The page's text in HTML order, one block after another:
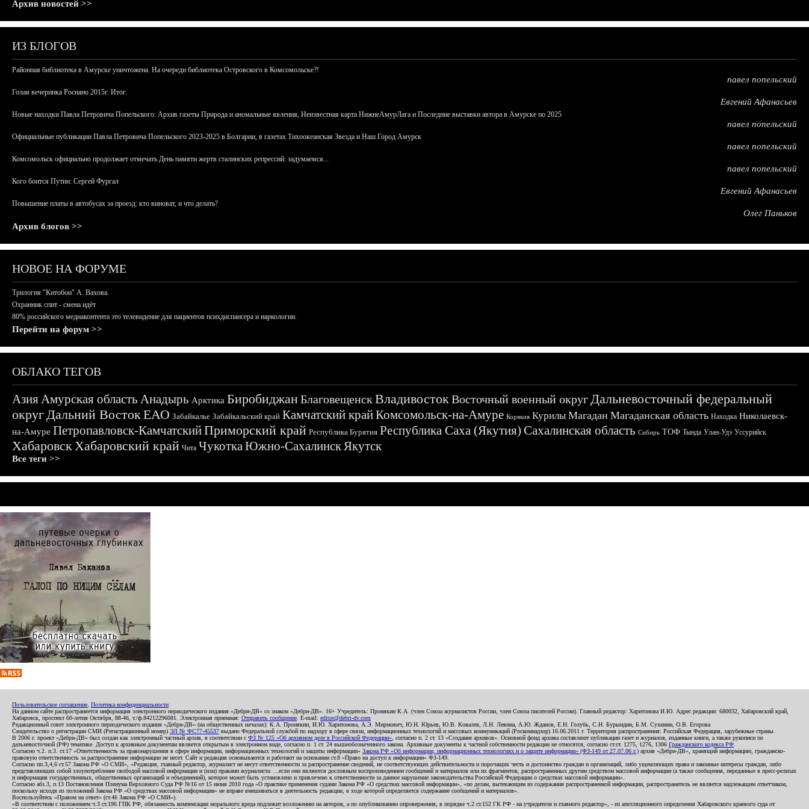
Архив новостей >>
ИЗ БЛОГОВ
Районная библиотека в Амурске уничтожена. На очереди библиотека Островского в Комсомольске?!
павел попельский
Голая вечеринка Роснано 2015г. Итог.
Евгений Афанасьев
Новые находки Павла Петровича Попельского: Архив газеты Природа и аномальные явления, Неизвестная карта НижнеАмурЛага и Последние выставки автора в Амурске по 2025
павел попельский
Официальные публикации Павла Петровича Попельского 2023-2025 в Болгарии, в газетах Тихоокеанская Звезда и Наш Город Амурск
павел попельский
Комсомольск официально продолжает отмечать День памяти жертв сталинских репрессий: задумаемся...
павел попельский
Кого боится Путин: Сергей Фургал
Евгений Афанасьев
Повышение платы в автобусах за проезд: кто виноват, и что делать?
Олег Паньков
Архив блогов >>
НОВОЕ НА ФОРУМЕ
Трилогия "Китобои" А. Вахова.
Охранник спит - смена идёт
80% российского медиаконтента это телевидение для пациентов психдиспансера и наркологии.
Перейти на форум >>
ОБЛАКО ТЕГОВ
АзияАмурская область Анадырь Арктика БиробиджанБлаговещенскВладивостокВосточный военный округДальневосточный федеральный
округДальний ВостокЕАО Забайкалье Забайкальский край Камчатский крайКомсомольск-на-Амуре Корякия Курилы Магадан Магаданская область Находка Николаевск-
на-Амуре Петропавловск-КамчатскийПриморский край Республика Бурятия Республика Саха (Якутия) Сахалинская область Сибирь ТОФ Тында Улан-Удэ Уссурийск
ХабаровскХабаровский край Чита ЧукоткаЮжно-СахалинскЯкутск
Все теги >>
Пользовательское соглашение Политика конфиденциальности
На данном сайте распространяется информация электронного периодического издания «Дебри-ДВ» со знаком «Дебри-ДВ». 16+ Учредитель: Пронякин К.А. (член Союза журналистов России, член Союза писателей России). Главный редактор: Харитонова И.Ю. Адрес редакции: 680032, Хабаровский край,
Хабаровск, проспект 60-летия Октября, 88-46, т./ф.84212296081. Электронная приемная: Отправить сообщение . E-mail: editor@debri-dv.com
Редакционный совет электронного периодического издания «Дебри-ДВ» (на общественных началах): К.А. Пронякин, И.Ю. Харитонова, А.Э. Мирмович, Ю.Н. Юрьев, Ю.В. Ковалев, Л.Н. Левина, А.Ю. Жданов, Е.Н. Голубь, С.Н. Бурындин, Б.М. Сухинин, О.В. Егорова
Свидетельство о регистрации СМИ (Регистрационный номер) ЭЛ № ФС77-45537 выдано Федеральной службой по надзору в сфере связи, информационных технологий и массовых коммуникаций (Роскомнадзор) 16.06.2011 г. Территория распространения: Российская Федерация, зарубежные страны.
В 2006 г. проект «Дебри-ДВ» был создан как электронный частный архив, в соответствии с ФЗ № 125 «Об архивном деле в Российской Федерации» , согласно п. 2 ст. 13 «Создание архивов». Основной фонд архива составляют публикации газет и журналов, изданные книги, а также рукописи по
дальневосточной (РФ) тематике. Доступ к архивным документам является открытым в электронном виде, согласно п. 1 ст. 24 вышеобозначенного закона. Архивные документы к частной собственности редакции не относятся, согласно ст.ст. 1275, 1276, 1306 Гражданского кодекса РФ
Согласно ч.2. п.3. ст.17 «Ответственность за правонарушения в сфере информации, информационных технологий и защиты информации» Закона РФ «Об информации, информационных технологиях и о защите информации» (ФЗ-149 от 27.07.06 г.) архив «Дебри-ДВ», хранящий информацию, гражданско-
правовую ответственность за распространение информации не несет. Сайт и редакция основываются и работают на основании ст.8 «Право на доступ к информации» ФЗ-149.
Согласно пп.3,4,6 ст.57 Закона РФ «О СМИ», «Редакция, главный редактор, журналист не несут ответственности за распространение сведений, не соответствующих действительности и порочащих честь и достоинство граждан и организаций, либо ущемляющих права и законные интересы граждан, либо
представляющих собой злоупотребление свободой массовой информации и (или) правами журналиста: ...если они являются дословным воспроизведением сообщений и материалов или их фрагментов, распространенных другим средством массовой информации (а также сообщения, переданные в пресс-релизах
и информация государственных, общественных организаций и объединений), которое может быть установлено и привлечено к ответственности за данное нарушение законодательства Российской Федерации о средствах массовой информации».
Согласно абз.3, п.13 Постановления Пленума Верховного Суда РФ №16 от 15 июня 2010 года «О практике применения судами Закона РФ «О средствах массовой информации», «по делам, вытекающим из содержания распространенной информации, распространитель не является надлежащим ответчиком,
поскольку исходя из положений Закона РФ «О средствах массовой информации» не вправе вмешиваться в деятельность редакции, в ходе которой определяется содержание сообщений и материалов».
Воспользуйтесь «Правом на ответ» (ст.46 Закона РФ «О СМИ»).
«В соответствии с положением ч.3 ст.196 ГПК РФ, обязанность компенсации морального вреда подлежит возложению на авторов, а по опубликованию опровержения, в порядке ч.2 ст.152 ГК РФ - на учредителя и главного редактор», - из апелляционного определения Хабаровского краевого суда от